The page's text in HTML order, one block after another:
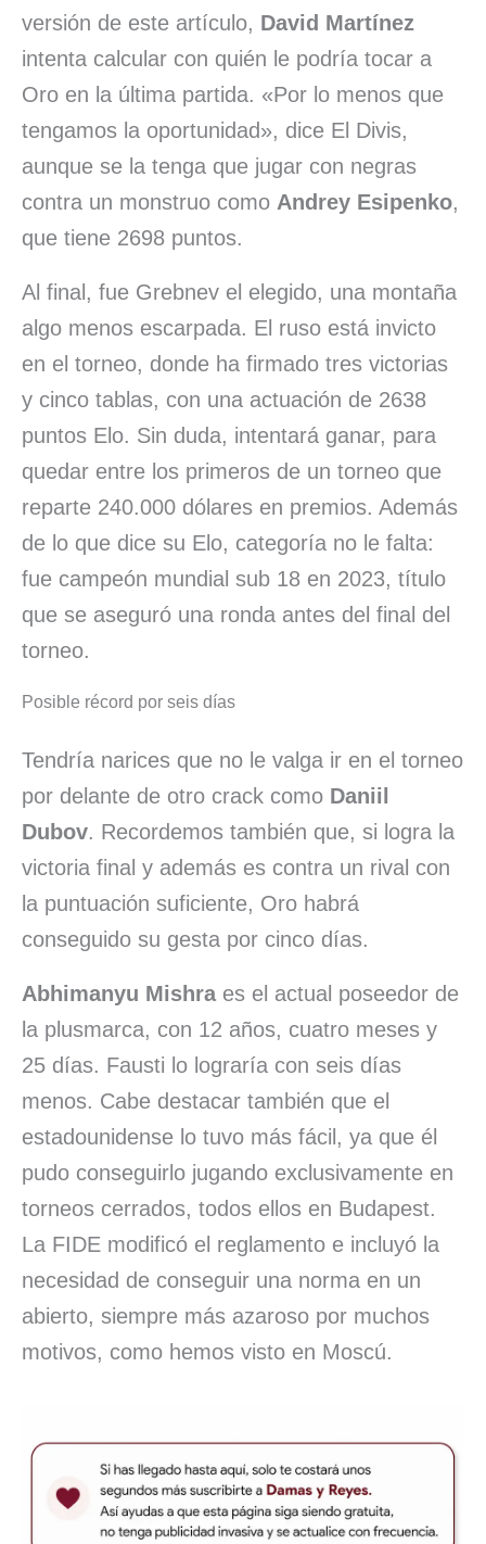
versión de este artículo, David Martínez
intenta calcular con quién le podría tocar a
Oro en la última partida. «Por lo menos que
tengamos la oportunidad», dice El Divis,
aunque se la tenga que jugar con negras
contra un monstruo como Andrey Esipenko,
que tiene 2698 puntos.
Al final, fue Grebnev el elegido, una montaña
algo menos escarpada. El ruso está invicto
en el torneo, donde ha firmado tres victorias
y cinco tablas, con una actuación de 2638
puntos Elo. Sin duda, intentará ganar, para
quedar entre los primeros de un torneo que
reparte 240.000 dólares en premios. Además
de lo que dice su Elo, categoría no le falta:
fue campeón mundial sub 18 en 2023, título
que se aseguró una ronda antes del final del
torneo.
Posible récord por seis días
Tendría narices que no le valga ir en el torneo
por delante de otro crack como Daniil
Dubov. Recordemos también que, si logra la
victoria final y además es contra un rival con
la puntuación suficiente, Oro habrá
conseguido su gesta por cinco días.
Abhimanyu Mishraes el actual poseedor de
la plusmarca, con 12 años, cuatro meses y
25 días. Fausti lo lograría con seis días
menos. Cabe destacar también que el
estadounidense lo tuvo más fácil, ya que él
pudo conseguirlo jugando exclusivamente en
torneos cerrados, todos ellos en Budapest.
La FIDE modificó el reglamento e incluyó la
necesidad de conseguir una norma en un
abierto, siempre más azaroso por muchos
motivos, como hemos visto en Moscú.